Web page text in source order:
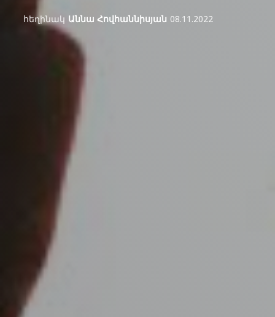
հեղինակ Աննա Հովհաննիսյան 08.11.2022